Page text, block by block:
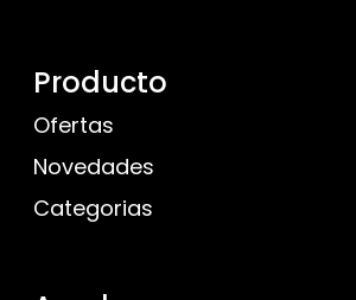
Producto
Ofertas
Novedades
Categorias